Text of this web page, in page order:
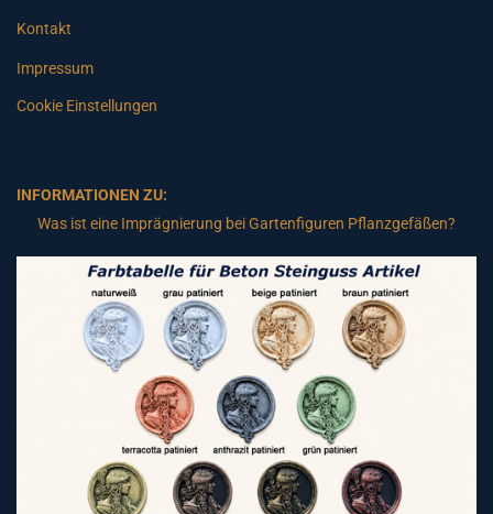
Kontakt
Impressum
Cookie Einstellungen
INFORMATIONEN ZU:
Was ist eine Imprägnierung bei Gartenfiguren Pflanzgefäßen?